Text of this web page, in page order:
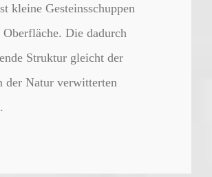
kleine Gesteinsschuppen
Oberfläche. Die dadurch
Struktur gleicht der
der Natur verwitterten